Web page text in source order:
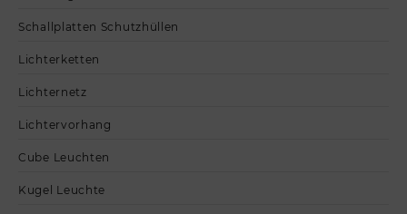
Schallplatten Schutzhüllen
Lichterketten
Lichternetz
Lichtervorhang
Cube Leuchten
Kugel Leuchte